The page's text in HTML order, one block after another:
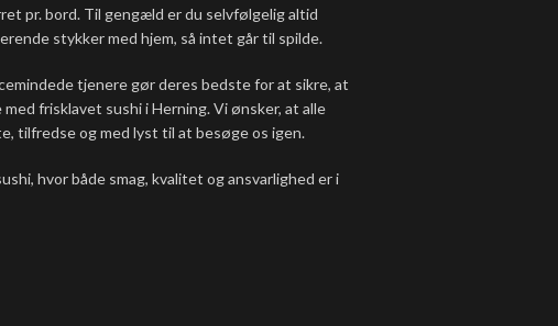
pr. bord. Til gengæld er du selvfølgelig altid
stykker med hjem, så intet går til spilde.
tjenere gør deres bedste for at sikre, at
frisklavet sushi i Herning. Vi ønsker, at alle
tilfredse og med lyst til at besøge os igen.
hvor både smag, kvalitet og ansvarlighed er i